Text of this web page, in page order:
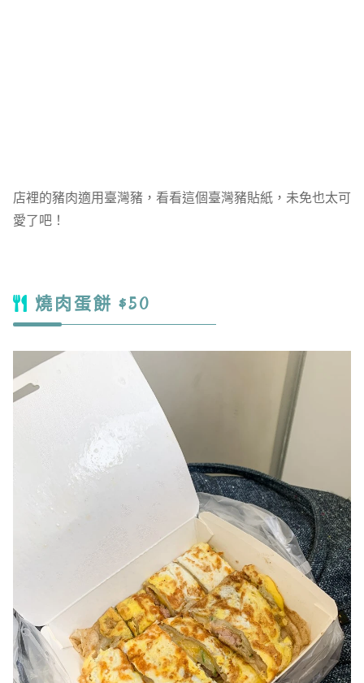
店裡的豬肉適用臺灣豬，看看這個臺灣豬貼紙，未免也太可
愛了吧！
燒肉蛋餅 $50